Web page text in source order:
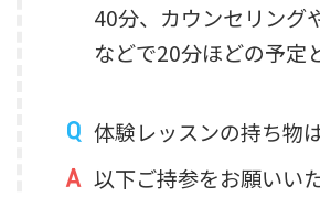
40分、カウンセリング
などで20分ほどの予定
体験レッスンの持ち物
以下ご持参をお願いい